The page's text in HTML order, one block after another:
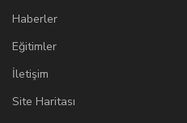
Haberler
Eğitimler
İletişim
Site Haritası